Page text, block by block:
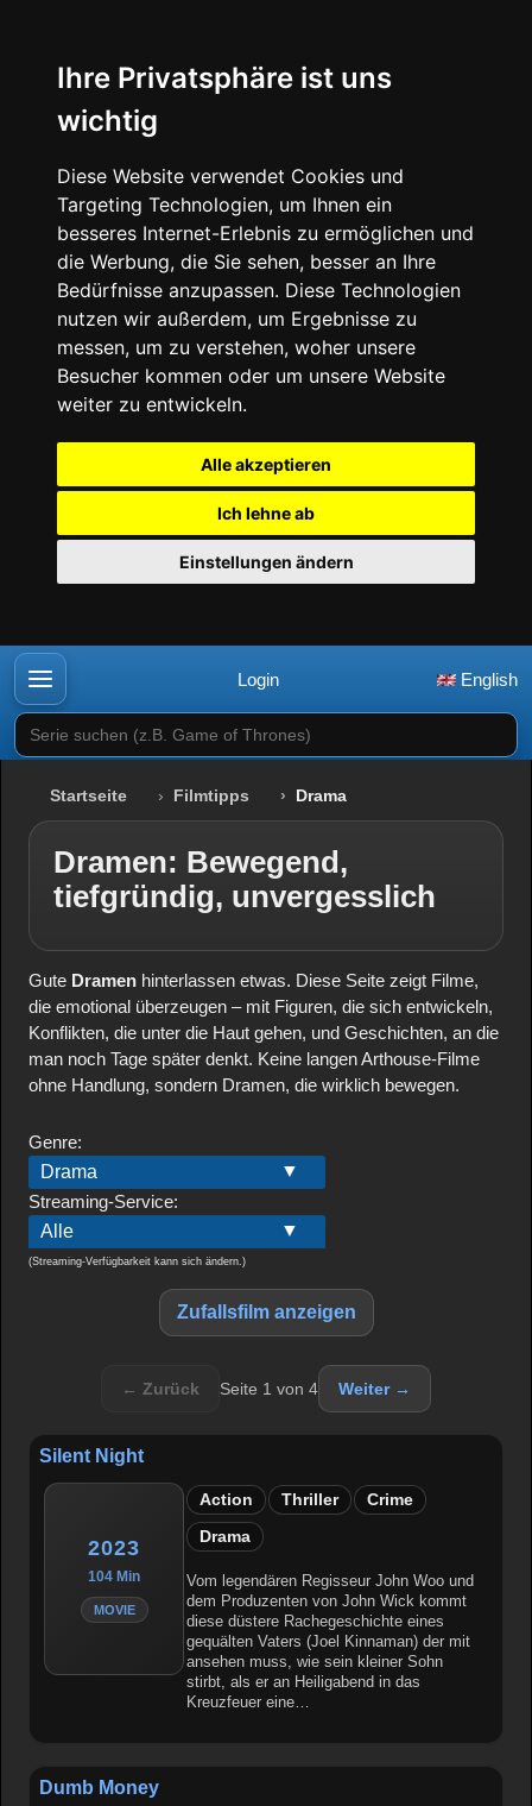
Ihre Privatsphäre ist uns
wichtig
Diese Website verwendet Cookies und
Targeting Technologien, um Ihnen ein
besseres Internet-Erlebnis zu ermöglichen und
die Werbung, die Sie sehen, besser an Ihre
Bedürfnisse anzupassen. Diese Technologien
nutzen wir außerdem, um Ergebnisse zu
messen, um zu verstehen, woher unsere
Besucher kommen oder um unsere Website
weiter zu entwickeln.
Alle akzeptieren
Ich lehne ab
Einstellungen ändern
Login English
Serie suchen (z.B. Game of Thrones)
Startseite Filmtipps Drama
Dramen: Bewegend,
tiefgründig, unvergesslich
Gute Dramen hinterlassen etwas. Diese Seite zeigt Filme,
die emotional überzeugen – mit Figuren, die sich entwickeln,
Konflikten, die unter die Haut gehen, und Geschichten, an die
man noch Tage später denkt. Keine langen Arthouse-Filme
ohne Handlung, sondern Dramen, die wirklich bewegen.
Genre:
Streaming-Service:
(Streaming-Verfügbarkeit kann sich ändern.)
Zufallsfilm anzeigen
← Zurück Seite 1 von 4 Weiter →
Silent Night
2023
104 Min
MOVIE
Action Thriller Crime
Drama
Vom legendären Regisseur John Woo und
dem Produzenten von John Wick kommt
diese düstere Rachegeschichte eines
gequälten Vaters (Joel Kinnaman) der mit
ansehen muss, wie sein kleiner Sohn
stirbt, als er an Heiligabend in das
Kreuzfeuer eine…
Dumb Money